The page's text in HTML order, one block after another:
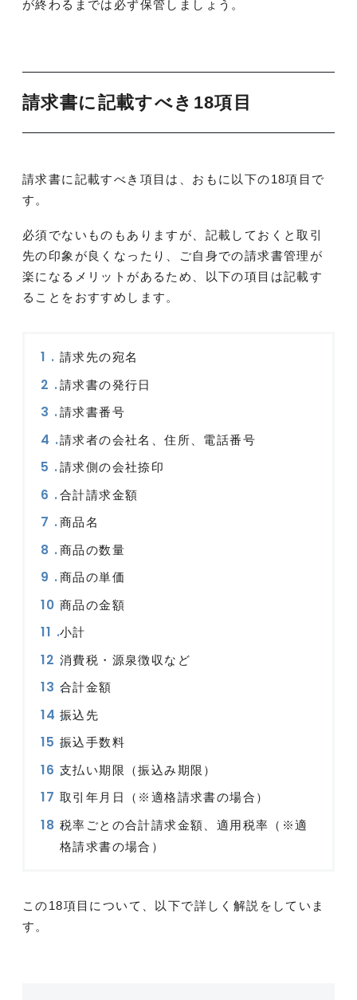
が終わるまでは必ず保管しましょう。
請求書に記載すべき18項目
請求書に記載すべき項目は、おもに以下の18項目で
す。
必須でないものもありますが、記載しておくと取引
先の印象が良くなったり、ご自身での請求書管理が
楽になるメリットがあるため、以下の項目は記載す
ることをおすすめします。
請求先の宛名
請求書の発行日
請求書番号
請求者の会社名、住所、電話番号
請求側の会社捺印
合計請求金額
商品名
商品の数量
商品の単価
商品の金額
小計
消費税・源泉徴収など
合計金額
振込先
振込手数料
支払い期限（振込み期限）
取引年月日（※適格請求書の場合）
税率ごとの合計請求金額、適用税率（※適
格請求書の場合）
この18項目について、以下で詳しく解説をしていま
す。